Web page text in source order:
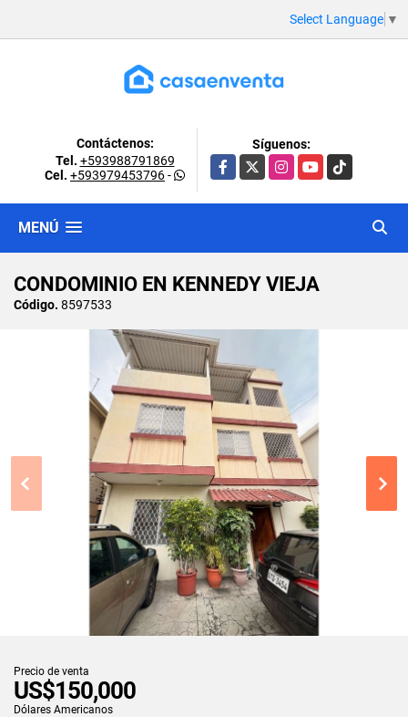
Select Language ▼
Contáctenos:
Tel. +593988791869
Cel. +593979453796-
Síguenos:
Facebook
X InstagramYouTubeTikTok
MENÚ
CONDOMINIO EN KENNEDY VIEJA
Código. 8597533
Precio de venta
US$150,000
Dólares Americanos